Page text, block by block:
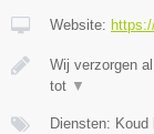
Website:
Wij verzorgen
tot ▼
Diensten: